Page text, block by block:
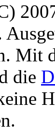
Mit
die